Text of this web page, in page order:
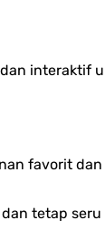
interaktif
favorit
tetap